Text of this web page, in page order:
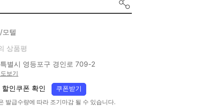
모텔
상품평
별시 영등포구 경인로 709-2
보기
할인쿠폰 확인 쿠폰받기
발급수량에 따라 조기마감 될 수 있습니다.